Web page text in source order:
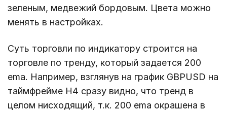
зеленым, медвежий бордовым. Цвета можно
менять в настройках.
Суть торговли по индикатору строится на
торговле по тренду, который задается 200
ema. Например, взглянув на график GBPUSD на
таймфрейме H4 сразу видно, что тренд в
целом нисходящий, т.к. 200 ema окрашена в